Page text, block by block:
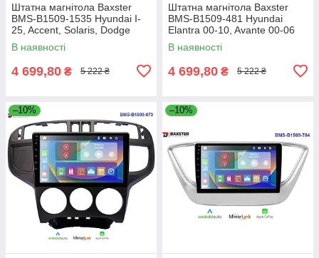
Штатна магнітола Baxster
BMS-B1509-1535 Hyundai I-
25, Accent, Solaris, Dodge
Attitude
В наявності
4 699,80 ₴ 5 222 ₴
Штатна магнітола Baxster
BMS-B1509-481 Hyundai
Elantra 00-10, Avante 00-06
В наявності
4 699,80 ₴ 5 222 ₴
–10% –10%